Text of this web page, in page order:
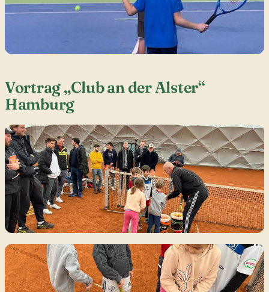
Vortrag „Club an der Alster“
Hamburg